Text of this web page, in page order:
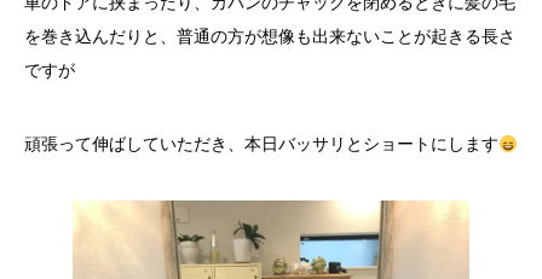
を巻き込んだりと、普通の方が想像も出来ないことが起きる長さ
ですが
頑張って伸ばしていただき、本日バッサリとショートにします